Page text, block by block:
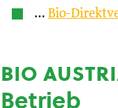
… Bio-
bio
Betrieb